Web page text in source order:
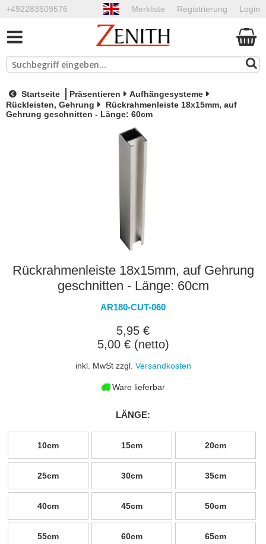
+492283509576 Login
Registrierung
Merkliste
Startseite Präsentieren
Aufhängesysteme
Rückleisten, Gehrung
Rückrahmenleiste 18x15mm, auf
Gehrung geschnitten - Länge: 60cm
Rückrahmenleiste 18x15mm, auf Gehrung
geschnitten - Länge: 60cm
AR180-CUT-060
5,95 €
5,00 € (netto)
inkl. MwSt zzgl. Versandkosten
Ware lieferbar
LÄNGE:
10cm 15cm 20cm
25cm 30cm 35cm
40cm 45cm 50cm
55cm 60cm 65cm